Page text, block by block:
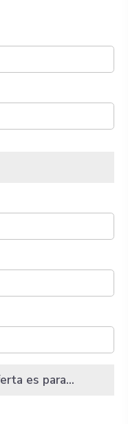
es para...